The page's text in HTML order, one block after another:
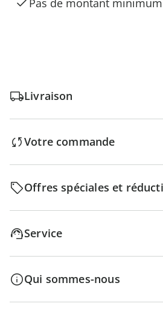
Pas de montant
Livraison
Votre commande
Offres spéciales et
Service
Qui sommes-nous